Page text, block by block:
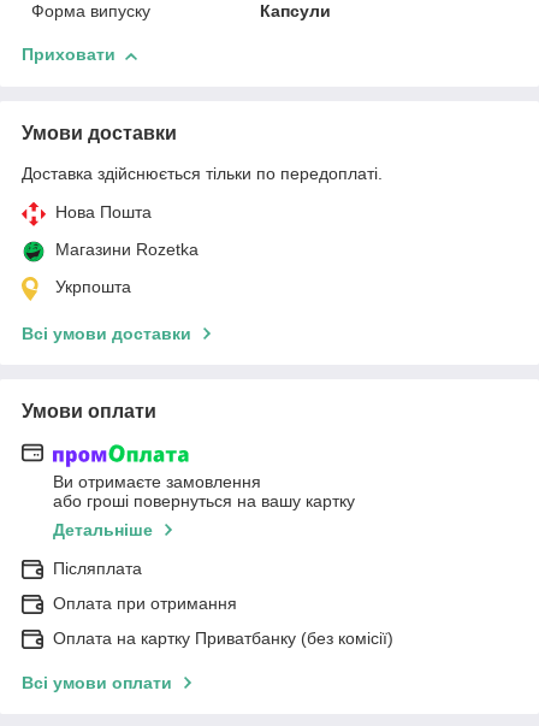
Форма випуску
Капсули
Приховати
Умови доставки
Доставка здійснюється тільки по передоплаті.
Нова Пошта
Магазини Rozetka
Укрпошта
Всі умови доставки
Умови оплати
Ви отримаєте замовлення
або гроші повернуться на вашу картку
Детальніше
Післяплата
Оплата при отримання
Оплата на картку Приватбанку (без комісії)
Всі умови оплати